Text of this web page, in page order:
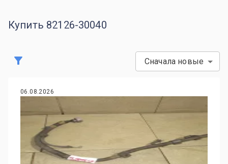
Купить 82126-30040
Сначала новые
06.08.2026